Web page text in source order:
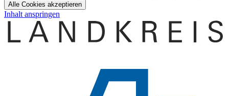
Alle Cookies akzeptieren
Inhalt anspringen